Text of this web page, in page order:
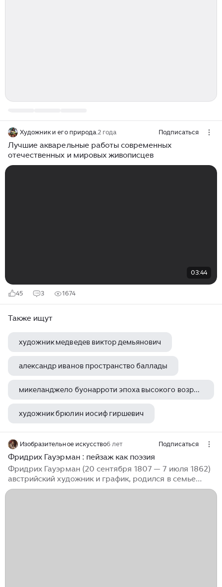
Художник и его природа.2 года Подписаться
Лучшие акварельные работы современных
отечественных и мировых живописцев
03:44
45 3 1674
Также ищут
художник медведев виктор демьянович
александр иванов пространство баллады
микеланджело буонарроти эпоха высокого возрождения
художник брюлин иосиф гиршевич
Изобразительное искусство6 лет Подписаться
Фридрих Гауэрман : пейзаж как поэзия
Фридрих Гауэрман (20 сентября 1807 — 7 июля 1862)
австрийский художник и график, родился в семье
немецкого художника и графика Якоба Гауэрмана.